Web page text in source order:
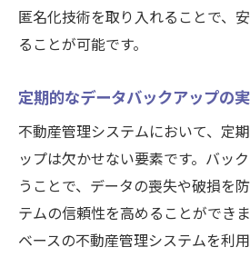
匿名化技術を取り入れることで、
ることが可能です。
定期的なデータバックアップの
不動産管理システムにおいて、定
ップは欠かせない要素です。バッ
うことで、データの喪失や破損を
テムの信頼性を高めることができ
ベースの不動産管理システムを利